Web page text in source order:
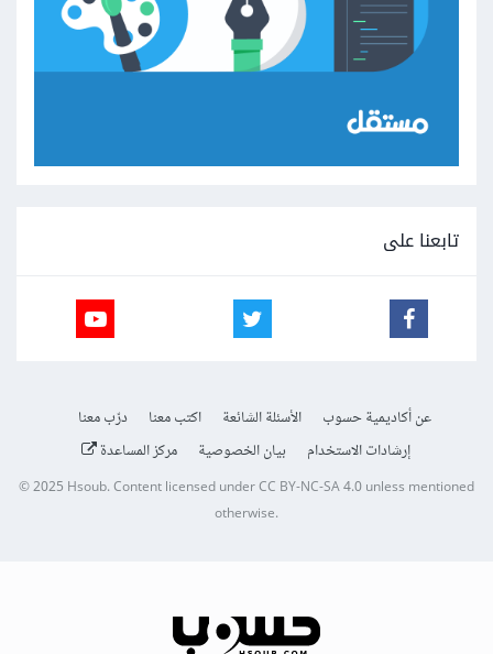
تابعنا على
عن أكاديمية حسوب الأسئلة الشائعة اكتب معنا
درّب معنا
إرشادات الاستخدام
بيان الخصوصية مركز المساعدة
© 2025Hsoub.Content licensed underCC BY-NC-SA 4.0unless mentioned
otherwise.